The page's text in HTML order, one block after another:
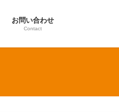
お問い合わせ
Contact